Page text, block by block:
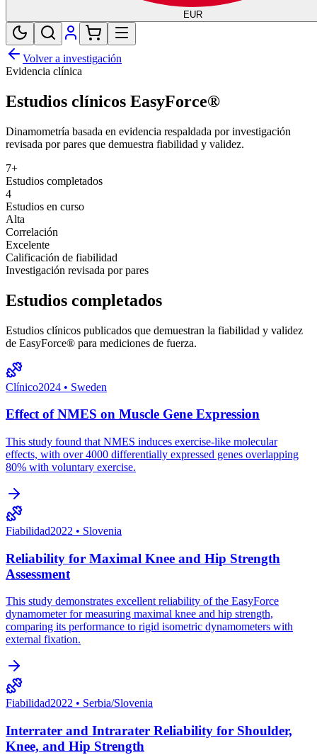
EUR
Volver a investigación
Evidencia clínica
Estudios clínicos EasyForce®
Dinamometría basada en evidencia respaldada por investigación
revisada por pares que demuestra fiabilidad y validez.
7+
Estudios completados
4
Estudios en curso
Alta
Correlación
Excelente
Calificación de fiabilidad
Investigación revisada por pares
Estudios completados
Estudios clínicos publicados que demuestran la fiabilidad y validez
de EasyForce® para mediciones de fuerza.
Clínico2024 • Sweden
Effect of NMES on Muscle Gene Expression
This study found that NMES induces exercise-like molecular
effects, with over 4000 differentially expressed genes overlapping
80% with voluntary exercise.
Fiabilidad2022 • Slovenia
Reliability for Maximal Knee and Hip Strength
Assessment
This study demonstrates excellent reliability of the EasyForce
dynamometer for measuring maximal knee and hip strength,
comparing its performance to rigid isometric dynamometers with
external fixation.
Fiabilidad2022 • Serbia/Slovenia
Interrater and Intrarater Reliability for Shoulder,
Knee, and Hip Strength